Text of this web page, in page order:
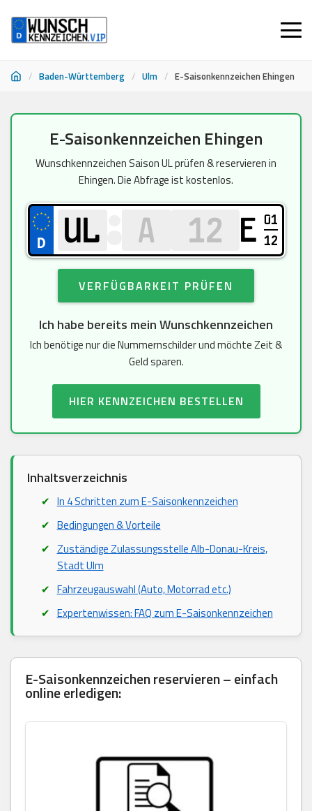
/ Baden-Württemberg / Ulm / E-Saisonkennzeichen Ehingen
springen
E-Saisonkennzeichen Ehingen
Wunschkennzeichen Saison UL prüfen & reservieren in
Ehingen. Die Abfrage ist kostenlos.
E 01
12
VERFÜGBARKEIT PRÜFEN
Ich habe bereits mein Wunschkennzeichen
Ich benötige nur die Nummernschilder und möchte Zeit &
Geld sparen.
HIER KENNZEICHEN BESTELLEN
Inhaltsverzeichnis
In 4 Schritten zum E-Saisonkennzeichen
Bedingungen & Vorteile
Zuständige Zulassungsstelle Alb-Donau-Kreis,
Stadt Ulm
Fahrzeugauswahl (Auto, Motorrad etc.)
Expertenwissen: FAQ zum E-Saisonkennzeichen
E-Saisonkennzeichen reservieren – einfach
online erledigen: